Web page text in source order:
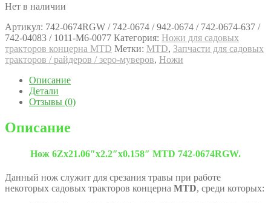
Нет в наличии
Артикул: 742-0674RGW / 742-0674 / 942-0674 / 742-0674-637 /
742-04083 / 1011-M6-0077 Категория: Ножи для садовых
тракторов концерна MTD Метки: MTD, Запчасти для садовых
тракторов / райдеров / зеро-муверов, Ножи
Описание
Детали
Отзывы (0)
Описание
Нож 6Zх21.06″x2.2″x0.158″ MTD 742-0674RGW.
Данный нож служит для срезания травы при работе
некоторых садовых тракторов концерна MTD, среди которых: